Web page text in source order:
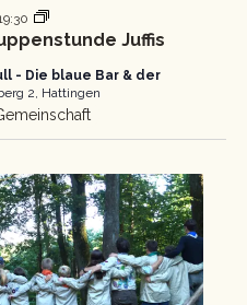
Juffis
Pfadfinder
Gruppenstunde
- Die blaue Bar & der
2, Hattingen